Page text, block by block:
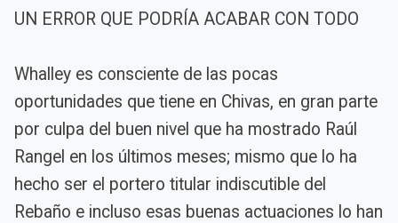
UN ERROR QUE PODRÍA ACABAR CON TODO
Whalley es consciente de las pocas
oportunidades que tiene en Chivas, en gran parte
por culpa del buen nivel que ha mostrado Raúl
Rangel en los últimos meses; mismo que lo ha
hecho ser el portero titular indiscutible del
Rebaño e incluso esas buenas actuaciones lo han